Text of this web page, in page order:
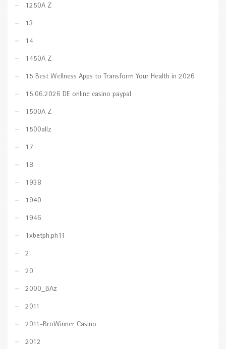
1250A Z
13
14
1450A Z
15 Best Wellness Apps to Transform Your Health in 2026
15.06.2026 DE online casino paypal
1500A Z
1500allz
17
18
1938
1940
1946
1xbetph.ph11
2
20
2000_BAz
2011
2011-BroWinner Casino
2012